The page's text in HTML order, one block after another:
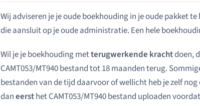
Wij adviseren je je oude boekhouding in je oude pakket
die aansluit op je oude administratie. Een hele
Wil je je boekhouding metterugwerkende krachtdoen,
CAMT053/MT940 bestand tot 18 maanden terug.
bestanden van de tijd daarvoor of wellicht heb je zelf
daneersthet CAMT053/MT940 bestand uploaden